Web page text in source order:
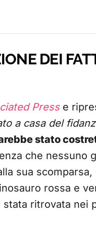
DEI
Presse
a casa del
stato
che nessuno
sua
rossa e
ritrovata nei